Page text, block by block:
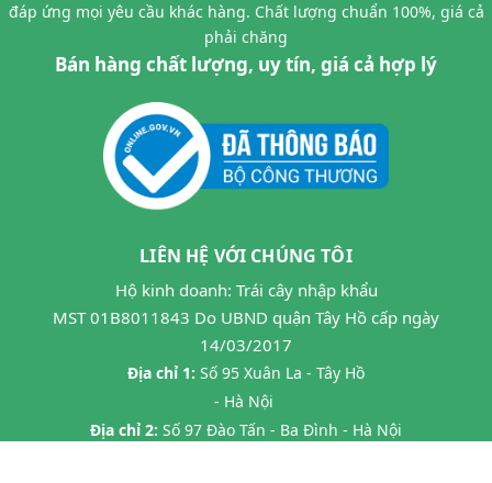
đáp ứng mọi yêu cầu khác hàng. Chất lượng chuẩn 100%, giá cả
phải chăng
Bán hàng chất lượng, uy tín, giá cả hợp lý
LIÊN HỆ VỚI CHÚNG TÔI
Hộ kinh doanh: Trái cây nhập khẩu
MST 01B8011843 Do UBND quận Tây Hồ cấp ngày
14/03/2017
Địa chỉ 1: Số 95 Xuân La - Tây Hồ
- Hà Nội
Địa chỉ 2: Số 97 Đào Tấn - Ba Đình - Hà Nội